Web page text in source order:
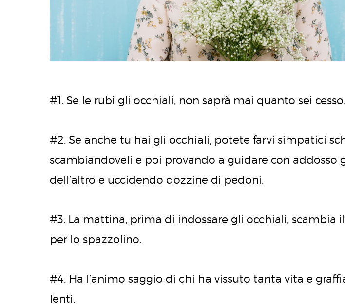
#1. Se le rubi gli occhiali, non saprà mai quanto sei cesso.
#2. Se anche tu hai gli occhiali, potete farvi simpatici
scambiandoveli e poi provando a guidare con addosso
dell’altro e uccidendo dozzine di pedoni.
#3. La mattina, prima di indossare gli occhiali, scambia
per lo spazzolino.
#4. Ha l’animo saggio di chi ha vissuto tanta vita e
lenti.